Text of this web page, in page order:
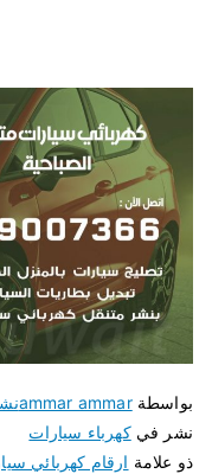
بواسطةammar ammar
نشر فيكهرباء سيارات
ذو علامة ارقام كهربائي